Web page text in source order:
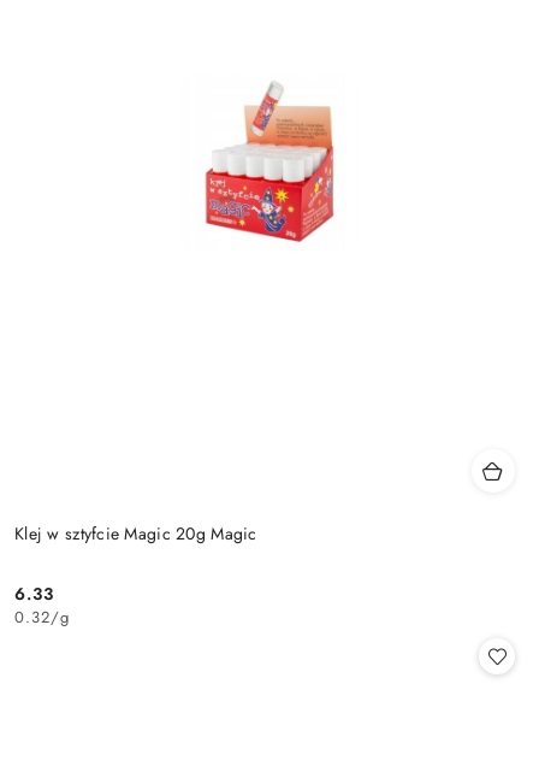
Klej w sztyfcie Magic 20g Magic
Cena:
6.33
0.32/g